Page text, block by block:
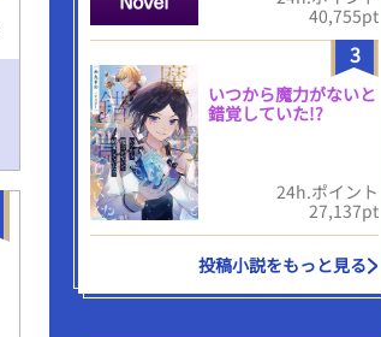
40,755pt
3
いつから魔力がないと
錯覚していた!?
24h.ポイント
27,137pt
投稿小説をもっと見る